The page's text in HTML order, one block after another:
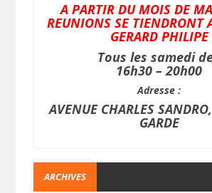
A PARTIR DU MOIS DE
REUNIONS SE TIENDRONT
GERARD PHILIPE
Tous les samedi
16h30 – 20h00
Adresse :
AVENUE CHARLES
GARDE
ARCHIVES